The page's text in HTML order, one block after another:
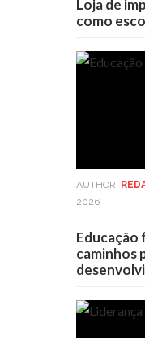
Loja de
como
AUTHOR:
2026
Educação
caminhos